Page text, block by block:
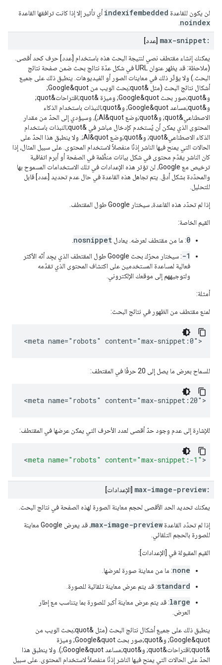
لن يكون للقاعدة indexifembedded أي تأثير إلا إذا كانت ترافقها القاعدة
noindex
max-snippet: [عدد]
يمكنك إنشاء مقتطف نصي لنتيجة البحث هذه باستخدام [عدد] حرف كحد أقصى.
(ملاحظة: قد يظهر عنوان URL في شكل عدّة نتائج بحث ضمن صفحة نتائج
البحث.) ولا يؤثّر ذلك في معاينات الصور أو الفيديوهات. ينطبق ذلك على جميع
أشكال نتائج البحث (مثل &quot;بحث الويب من Google&quot;
و&quot;صور بحث Google&quot; وميزة &quot;اقتراحات&quot;
و&quot;مساعد Google&quot; و&quot;النبذات باستخدام الذكاء
الاصطناعي&quot; و&quot;وضع AI&quot;)، وسيؤدي إلى الحدّ من مقدار
المحتوى الذي يمكن أن يُستخدم كإدخال مباشر في &quot;النبذات باستخدام
الذكاء الاصطناعي&quot; و&quot;وضع AI&quot;. ولا ينطبق هذا الحدّ على
الحالات التي يمنح فيها الناشر إذنًا منفصلاً لاستخدام المحتوى. على سبيل المثال، إذا
كان الناشر يقدّم محتوى في شكل بيانات منظَّمة في الصفحة أو أبرم اتفاقية
ترخيص مع Google، لن تؤثر هذه الإعدادات في تلك الاستخدامات المسموح بها
والمحدّدة بشكل أدقّ. يتم تجاهل هذه القاعدة في حال عدم تحديد [عدد] قابل
للتحليل.
إذا لم تحدّد هذه القاعدة، سيختار Google طول المقتطف.
القيم الخاصة:
0: ما من مقتطف لعرضه. يعادل nosnippet
-1
: سيختار محرّك بحث Google طول المقتطف الذي يجِد أنّه الأكثر
فعالية لمساعدة المستخدمين على اكتشاف المحتوى الذي تقدّمه
ولتوجيههم إلى موقعك الإلكتروني.
أمثلة:
لمنع مقتطف من الظهور في نتائج البحث:
<meta name="robots" content="max-snippet:0">
للسماح بعرض ما يصل إلى 20 حرفًا في المقتطف:
<meta name="robots" content="max-snippet:20">
للإشارة إلى عدم وجود حدّ أقصى لعدد الأحرف التي يمكن عرضها في المقتطف:
<meta name="robots" content="max-snippet:-1" >
max-image-preview: [الإعدادات]
يمكنك تحديد الحد الأقصى لحجم معاينة الصورة لهذه الصفحة في نتائج البحث.
إذا لم تحدّد القاعدة max-image-preview
، قد يعرض Google معاينة
للصورة بالحجم التلقائي.
القيم المقبولة في [الإعدادات]:
none: ما من معاينة صورة لعرضها.
standard: قد يتم عرض معاينة تلقائية للصورة.
large: قد يتم عرض معاينة أكبر للصورة بما يتناسب مع إطار
العرض.
ينطبق ذلك على جميع أشكال نتائج البحث (مثل &quot;بحث الويب من
Google&quot; و&quot;صور بحث Google&quot; وميزة
&quot;اقتراحات&quot; و&quot;مساعد Google&quot;). ولا ينطبق هذا
الحدّ على الحالات التي يمنح فيها الناشر إذنًا منفصلاً لاستخدام المحتوى. على سبيل